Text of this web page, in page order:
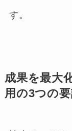
す。
成果を最大
用の3つの